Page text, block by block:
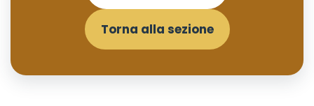
Torna alla sezione